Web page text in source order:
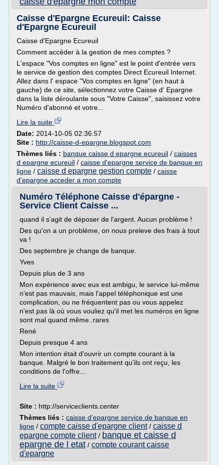
Caisse d'Epargne Ecureuil: Caisse
d'Epargne Ecureuil
Caisse d'Epargne Ecureuil
Comment accéder à la gestion de mes comptes ?
L'espace "Vos comptes en ligne" est le point d'entrée vers
le service de gestion des comptes Direct Ecureuil Internet.
Allez dans l' espace "Vos comptes en ligne" (en haut à
gauche) de ce site, sélectionnez votre Caisse d' Epargne
dans la liste déroulante sous "Votre Caisse", saisissez votre
Numéro d'abonné et votre...
Lire la suite
Date: 2014-10-05 02:36:57
Site : http://caisse-d-epargne.blogspot.com
Thèmes liés : banque caisse d epargne ecureuil / caisses
d epargne ecureuil / caisse d'epargne service de banque en
ligne / caisse d epargne gestion compte / caisse
d'epargne acceder a mon compte
Numéro Téléphone Caisse d'épargne -
Service Client Caisse ...
quand il s'agit de déposer de l'argent. Aucun problème !
Des qu'on a un probléme, on nous preleve des frais à tout
va !
Des septembre je change de banque.
Yves
Depuis plus de 3 ans
Mon expérience avec eux est ambigu, le service lui-même
n'est pas mauvais, mais l'appel téléphonique est une
complication, ou ne fréquentent pas ou vous appelez
n'est pas là où vous vouliez qu'il met les numéros en ligne
sont mal quand même..rares
René
Depuis presque 4 ans
Mon intention était d'ouvrir un compte courant à la
banque. Malgré le bon traitement qu'ils ont reçu, les
conditions de l'offre...
Lire la suite
Site : http://serviceclients.center
Thèmes liés : caisse d'epargne service de banque en
ligne / compte caisse d'epargne client/ caisse d
epargne compte client/ banque et caisse d
epargne de l etat / compte courant caisse
d'epargne